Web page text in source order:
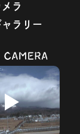
ラ
ラリー